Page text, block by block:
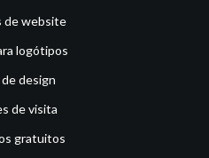
de website
logótipos
design
de visita
gratuitos